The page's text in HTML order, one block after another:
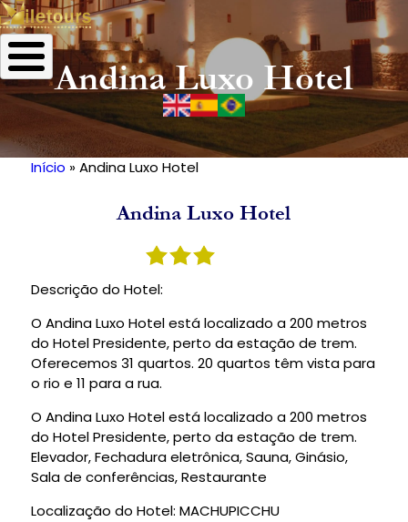
Andina Luxo Hotel
Início Andina Luxo Hotel
Andina Luxo Hotel
Descrição do Hotel:
O Andina Luxo Hotel está localizado a 200 metros
do Hotel Presidente, perto da estação de trem.
Oferecemos 31 quartos. 20 quartos têm vista para
o rio e 11 para a rua.
O Andina Luxo Hotel está localizado a 200 metros
do Hotel Presidente, perto da estação de trem.
Elevador, Fechadura eletrônica, Sauna, Ginásio,
Sala de conferências, Restaurante
Localização do Hotel: MACHUPICCHU